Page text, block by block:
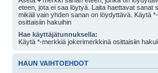
eteen, jota ei saa löytyä. Laita haettavat sanat
mikäli vain yhden sanan on löydyttävä. Käytä
osittaisiin hakuihin
Hae käyttäjätunnuksella:
Käytä *-merkkiä jokerimerkkinä osittaisiin
HAUN VAIHTOEHDOT